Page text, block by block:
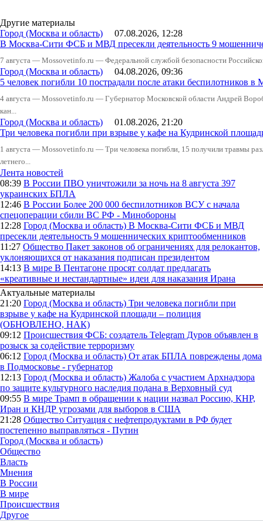
Другие материалы
Город (Москва и область) 07.08.2026, 12:28
В Москва-Сити ФСБ и МВД пресекли деятельность 9
7 августа — Mossovetinfo.ru — Федеральной службой безопасности
Город (Москва и область) 04.08.2026, 09:36
5 человек погибли 10 пострадали после атаки беспилотников в
4 августа — Mossovetinfo.ru — Губернатор Московской области Андрей
кан...
Город (Москва и область) 01.08.2026, 21:20
Три человека погибли при взрыве у кафе на Кудринской
1 августа — Mossovetinfo.ru — Три человека погибли, 15 получили травмы
летнего...
Лента новостей
08:39 В России ПВО уничтожили за ночь на 8 августа 397
украинских БПЛА
12:46 В России Более 200 000 беспилотников ВСУ с начала
спецоперации сбили ВС РФ - Минобороны
12:28 Город (Москва и область) В Москва-Сити ФСБ и МВД
пресекли деятельность 9 мошеннических криптообменников
11:27 Общество Пакет законов об ограничениях для релокантов,
уклоняющихся от наказания подписан президентом
14:13 В мире В Пентагоне просят солдат предлагать
«креативные и нестандартные» идеи для наказания Ирана
Актуальные материалы
21:20 Город (Москва и область) Три человека погибли при
взрыве у кафе на Кудринской площади – полиция
(ОБНОВЛЕНО, НАК)
09:12 Происшествия ФСБ: создатель Telegram Дуров объявлен в
розыск за содействие терроризму
06:12 Город (Москва и область) От атак БПЛА повреждены дома
в Подмосковье - губернатор
12:13 Город (Москва и область) Жалоба с участием Архнадзора
по защите культурного наследия подана в Верховный суд
09:55 В мире Трамп в обращении к нации назвал Россию, КНР,
Иран и КНДР угрозами для выборов в США
21:28 Общество Ситуация с нефтепродуктами в РФ будет
постепенно выправляться - Путин
Город (Москва и область)
Общество
Власть
Мнения
В России
В мире
Происшествия
Другое